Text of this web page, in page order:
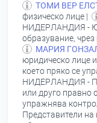
ТОМИ ВЕР
физическо лице |
НИДЕРЛАНДИЯ -
образувание,
МАРИЯ
юридическо лице
което пряко се
НИДЕРЛАНДИЯ -
или друго правно
упражнява
Представители